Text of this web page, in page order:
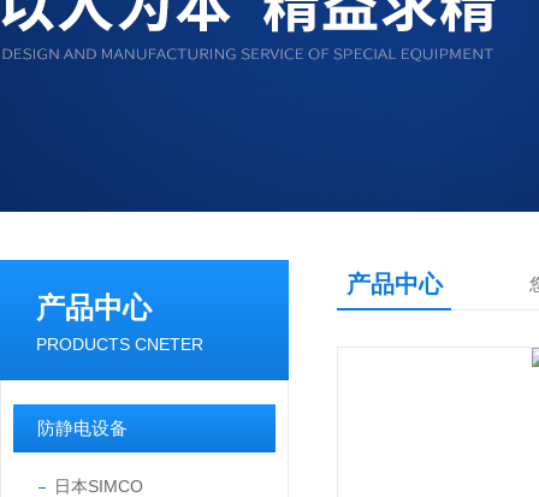
产品中心
PRODUCTS CNETER
防静电设备
日本SIMCO
产品中心